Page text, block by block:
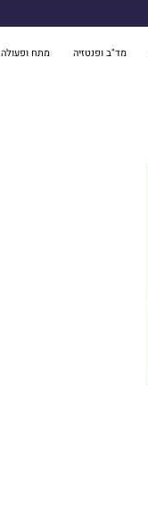
מד"ב ופנטזיה מתח ופעולה